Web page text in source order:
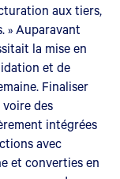
aux tiers,
» Auparavant
la mise en
et de
Finaliser
des
intégrées
avec
et converties en